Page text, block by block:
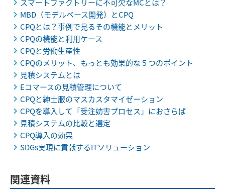
スマートファクトリーに不可欠なMCとは？
MBD（モデルベース開発）とCPQ
CPQとは？事例で見るその機能とメリット
CPQの機能と利用ケース
CPQと労働生産性
CPQのメリット、もっとも効果的な５つのポイント
見積システムとは
Eコマースの見積管理について
CPQと紳士服のマスカスタマイゼーション
CPQを導入して「受注妨害プロセス」におさらば
見積システムの比較と選定
CPQ導入の効果
SDGs実現に貢献するITソリューション
関連資料